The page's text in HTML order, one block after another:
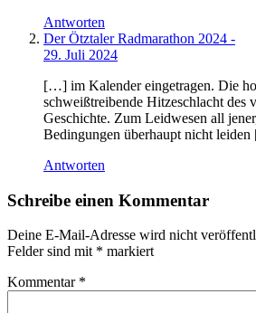
Antworten
Der Ötztaler Radmarathon 2024 -
29. Juli 2024
[…] im Kalender eingetragen. Die
schweißtreibende Hitzeschlacht des
Geschichte. Zum Leidwesen all
Bedingungen überhaupt nicht
Antworten
Schreibe einen Kommentar
Deine E-Mail-Adresse wird nicht
Felder sind mit * markiert
Kommentar *